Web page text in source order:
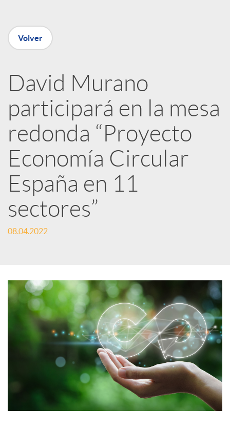
e
R
e
d
e
s
o
c
a
Volver
David Murano
participará en la mesa
redonda “Proyecto
Economía Circular
España en 11
sectores”
08.04.2022